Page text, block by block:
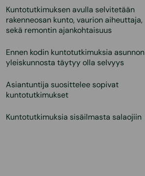
Kuntotutkimuksen avulla selvitetään
rakenneosan kunto, vaurion aiheuttaja,
sekä remontin ajankohtaisuus
Ennen kodin kuntotutkimuksia asunnon
yleiskunnosta täytyy olla selvyys
Asiantuntija suosittelee sopivat
kuntotutkimukset
Kuntotutkimuksia sisäilmasta salaojiin